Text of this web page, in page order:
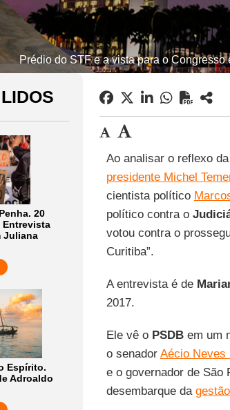
Prédio do STF e a vista para o
20
Juliana
Espírito.
Adroaldo
Ao analisar o reflexo
presidente Michel
cientista político
político contra o
votou contra o
Curitiba”.
A entrevista é de
2017.
Ele vê o PSDBem um
o senador Aécio Neves
e o governador de São
desembarque da